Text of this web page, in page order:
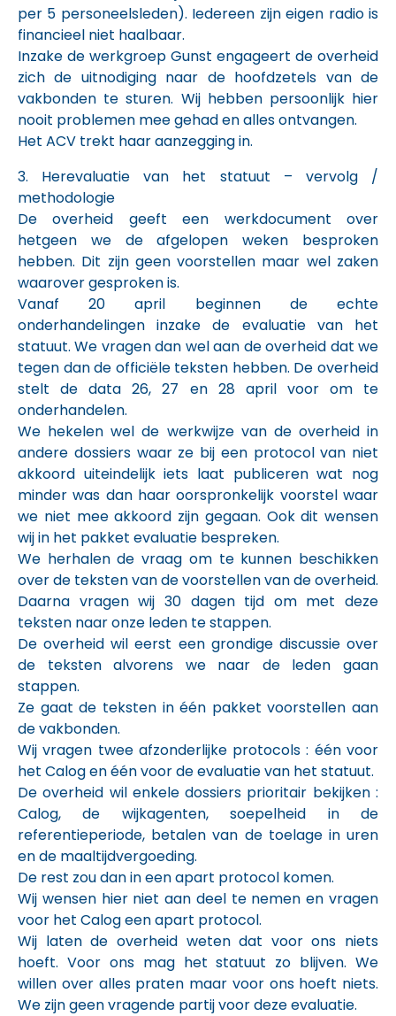
per 5 personeelsleden). Iedereen zijn eigen radio is
financieel niet haalbaar.
Inzake de werkgroep Gunst engageert de overheid
zich de uitnodiging naar de hoofdzetels van de
vakbonden te sturen. Wij hebben persoonlijk hier
nooit problemen mee gehad en alles ontvangen.
Het ACV trekt haar aanzegging in.
3. Herevaluatie van het statuut – vervolg /
methodologie
De overheid geeft een werkdocument over
hetgeen we de afgelopen weken besproken
hebben. Dit zijn geen voorstellen maar wel zaken
waarover gesproken is.
Vanaf 20 april beginnen de echte
onderhandelingen inzake de evaluatie van het
statuut. We vragen dan wel aan de overheid dat we
tegen dan de officiële teksten hebben. De overheid
stelt de data 26, 27 en 28 april voor om te
onderhandelen.
We hekelen wel de werkwijze van de overheid in
andere dossiers waar ze bij een protocol van niet
akkoord uiteindelijk iets laat publiceren wat nog
minder was dan haar oorspronkelijk voorstel waar
we niet mee akkoord zijn gegaan. Ook dit wensen
wij in het pakket evaluatie bespreken.
We herhalen de vraag om te kunnen beschikken
over de teksten van de voorstellen van de overheid.
Daarna vragen wij 30 dagen tijd om met deze
teksten naar onze leden te stappen.
De overheid wil eerst een grondige discussie over
de teksten alvorens we naar de leden gaan
stappen.
Ze gaat de teksten in één pakket voorstellen aan
de vakbonden.
Wij vragen twee afzonderlijke protocols : één voor
het Calog en één voor de evaluatie van het statuut.
De overheid wil enkele dossiers prioritair bekijken :
Calog, de wijkagenten, soepelheid in de
referentieperiode, betalen van de toelage in uren
en de maaltijdvergoeding.
De rest zou dan in een apart protocol komen.
Wij wensen hier niet aan deel te nemen en vragen
voor het Calog een apart protocol.
Wij laten de overheid weten dat voor ons niets
hoeft. Voor ons mag het statuut zo blijven. We
willen over alles praten maar voor ons hoeft niets.
We zijn geen vragende partij voor deze evaluatie.